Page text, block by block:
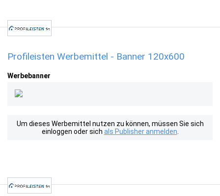
Profileisten Werbemittel - Banner 120x600
Werbebanner
Um dieses Werbemittel nutzen zu können, müssen Sie sich
einloggen oder sich als Publisher anmelden